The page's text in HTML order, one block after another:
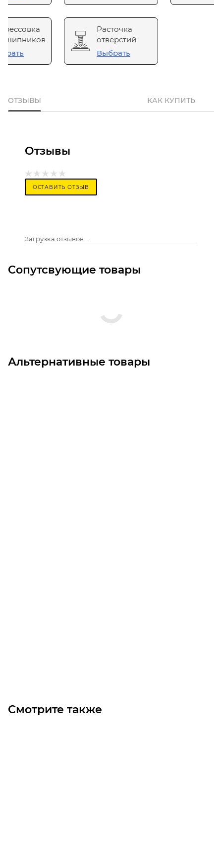
Расточка
отверстий
Выбрать
ОТЗЫВЫ КАК КУПИТЬ
Отзывы
ОСТАВИТЬ ОТЗЫВ
Загрузка отзывов...
Сопутсвующие товары
Альтернативные товары
Смотрите также